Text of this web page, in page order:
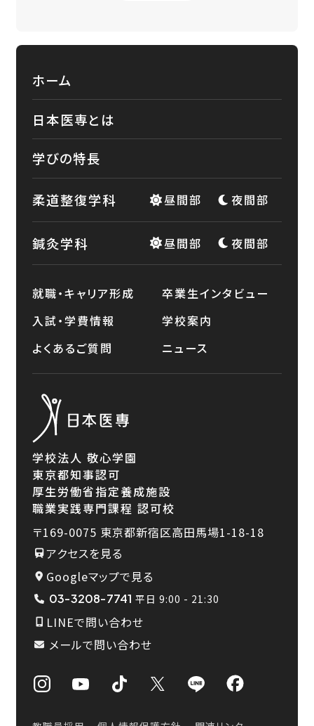
学校法人 敬心学園
東京都知事認可
厚生労働省指定養成施設
職業実践専門課程 認可校
〒169-0075 東京都新宿区高田馬場1-18-18
アクセスを見る
Googleマップで見る
03-3208-7741 平日 9:00 - 21:30
LINEで問い合わせ
メールで問い合わせ
ホーム
日本医専とは
学びの特長
柔道整復学科 昼間部 夜間部
鍼灸学科 昼間部 夜間部
就職・キャリア形成
卒業生インタビュー
入試・学費情報
学校案内
よくあるご質問
ニュース